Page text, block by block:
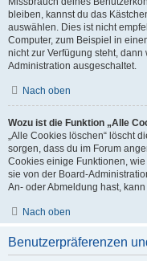
bleiben, kannst du das
auswählen. Dies ist nicht
Computer, zum Beispiel in
nicht zur Verfügung steht,
Administration ausgeschaltet.
Nach oben
Wozu ist die Funktion „Alle
„Alle Cookies löschen“ löscht
sorgen, dass du im Forum
Cookies einige Funktionen,
sie von der Board-
An- oder Abmeldung hast,
Nach oben
Benutzerpräferenzen